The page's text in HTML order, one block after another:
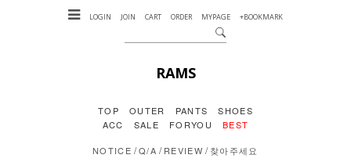
LOGIN JOIN CART ORDER MYPAGE +BOOKMARK
RAMS
TOP OUTER PANTS
SHOES
ACC
SALE FORYOU BEST
NOTICE /Q/A /REVIEW /찾아주세요